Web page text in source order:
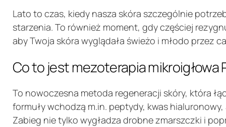
Lato to czas, kiedy nasza skóra szczególnie
starzenia. To również moment, gdy częściej
aby Twoja skóra wyglądała świeżo i młodo przez
Co to jest mezoterapia mikroigłowa
To nowoczesna metoda regeneracji skóry, która
formuły wchodzą m.in. peptydy, kwas
Zabieg nie tylko wygładza drobne zmarszczki i